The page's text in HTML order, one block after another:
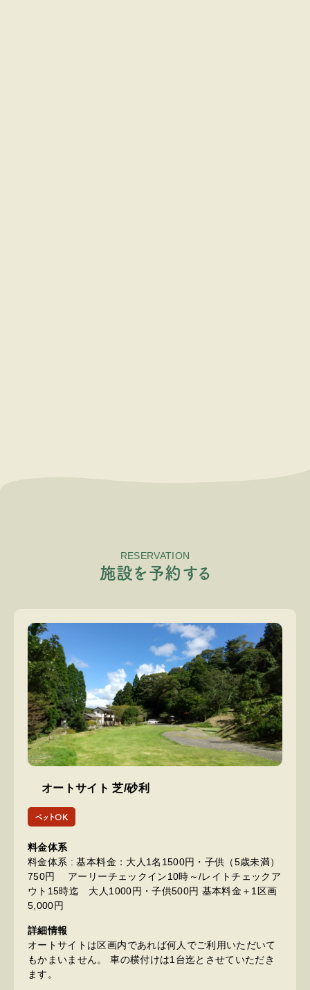
RESERVATION
施設を 予約 する
オートサイト 芝/砂利
ペットOK
料金体系
料金体系 : 基本料金：大人1名1500円・子供（5歳未満）
750円 アーリーチェックイン10時～/レイトチェックア
ウト15時迄 大人1000円・子供500円 基本料金＋1区画
5,000円
詳細情報
オートサイトは区画内であれば何人でご利用いただいて
もかまいません。 車の横付けは1台迄とさせていただき
ます。